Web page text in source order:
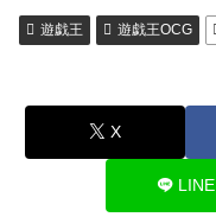
遊戯王 遊戯王OCG
X
LINE